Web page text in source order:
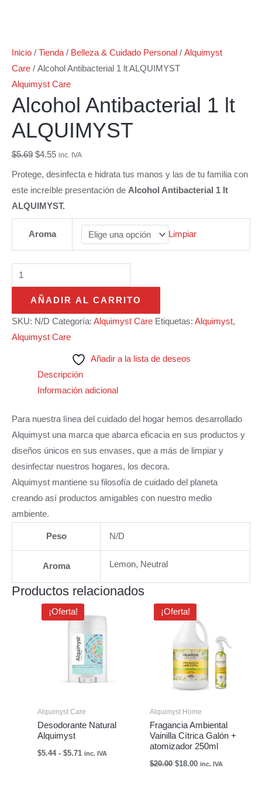
Inicio / Tienda / Belleza & Cuidado Personal / Alquimyst
Care / Alcohol Antibacterial 1 lt ALQUIMYST
Alquimyst Care
Alcohol Antibacterial 1 lt
ALQUIMYST
$5.69 $4.55 inc. IVA
Protege, desinfecta e hidrata tus manos y las de tu familia con
este increíble presentación de Alcohol Antibacterial 1 lt
ALQUIMYST.
Aroma Limpiar
AÑADIR AL CARRITO
SKU: N/D Categoría: Alquimyst Care Etiquetas: Alquimyst,
Alquimyst Care
Añadir a la lista de deseos
Descripción
Información adicional
Para nuestra línea del cuidado del hogar hemos desarrollado
Alquimyst una marca que abarca eficacia en sus productos y
diseños únicos en sus envases, que a más de limpiar y
desinfectar nuestros hogares, los decora.
Alquimyst mantiene su filosofía de cuidado del planeta
creando así productos amigables con nuestro medio
ambiente.
Peso N/D
Aroma Lemon, Neutral
Productos relacionados
¡Oferta!
Alquimyst Care
Desodorante Natural
Alquimyst
$5.44 - $5.71
Rango
de
desde
$5.44
hasta
$5.71
inc. IVA
¡Oferta!
Alquimyst Home
Fragancia Ambiental
Vainilla Cítrica Galón +
atomizador 250ml
$20.00
El
precio
original
$18.00
actual
es:
$18.00.
inc. IVA